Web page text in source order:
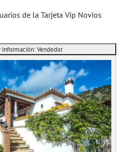
de la Tarjeta Vip Novios